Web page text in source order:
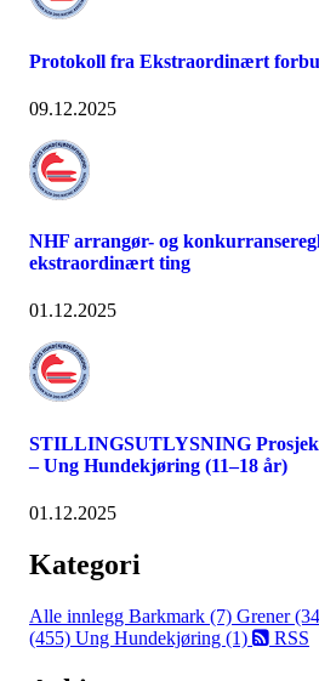
Protokoll fra Ekstraordinært
09.12.2025
NHF arrangør- og
ekstraordinært ting
01.12.2025
STILLINGSUTLYSNING
– Ung Hundekjøring (11–18 år)
01.12.2025
Kategori
Alle innlegg Barkmark (7) Grener
(455) Ung Hundekjøring (1) RSS